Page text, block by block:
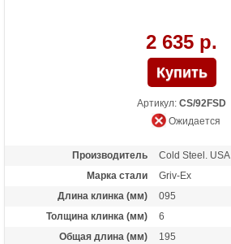
2 635 р.
Артикул: CS/92FSD
Ожидается
Производитель
Cold Steel. USA
Марка стали
Griv-Ex
Длина клинка (мм)
095
Толщина клинка (мм)
6
Общая длина (мм)
195